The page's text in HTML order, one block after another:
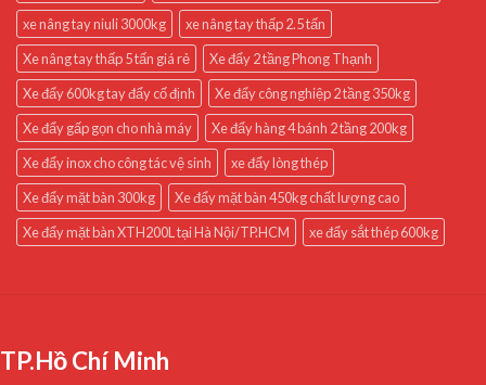
xe nâng tay niuli 3000kg
xe nâng tay thấp 2.5 tấn
Xe nâng tay thấp 5 tấn giá rẻ
Xe đẩy 2 tầng Phong Thạnh
Xe đẩy 600kg tay đẩy cố định
Xe đẩy công nghiệp 2 tầng 350kg
Xe đẩy gấp gọn cho nhà máy
Xe đẩy hàng 4 bánh 2 tầng 200kg
Xe đẩy inox cho công tác vệ sinh
xe đẩy lòng thép
Xe đẩy mặt bàn 300kg
Xe đẩy mặt bàn 450kg chất lượng cao
Xe đẩy mặt bàn XTH200L tại Hà Nội/TP.HCM
xe đẩy sắt thép 600kg
TP.Hồ Chí Minh